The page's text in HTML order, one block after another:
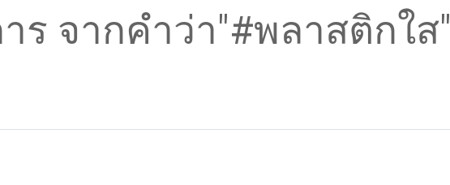
ร จากคำว่า"#พลาสติกใส"